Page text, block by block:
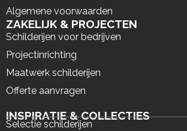
Algemene voorwaarden
ZAKELIJK & PROJECTEN
Schilderijen voor bedrijven
Projectinrichting
Maatwerk schilderijen
Offerte aanvragen
INSPIRATIE & COLLECTIES
Selectie schilderijen